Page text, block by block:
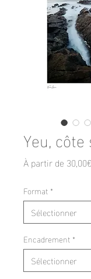
Yeu,
À partir de 30,00€
Format *
Encadrement *